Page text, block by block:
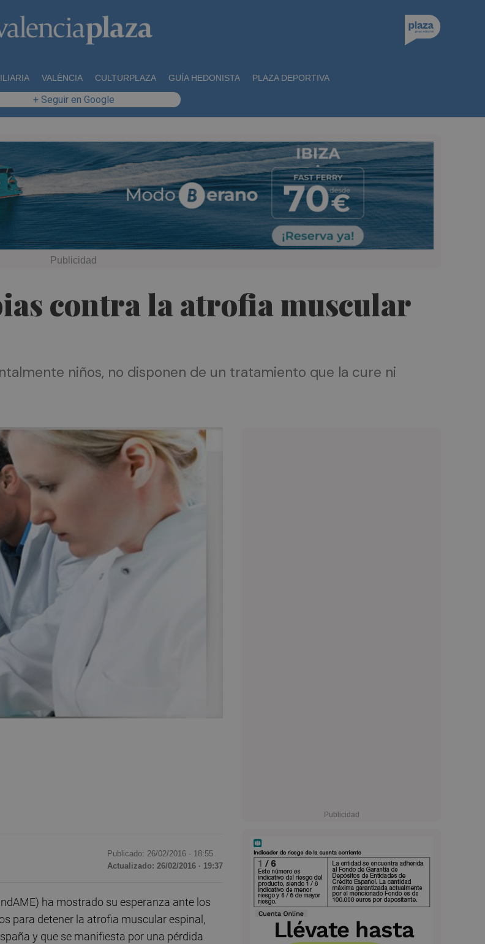
VALÈNCIA CULTURPLAZA GUÍA HEDONISTA PLAZA DEPORTIVA
+ Seguir en Google
contra la atrofia muscular
niños, no disponen de un tratamiento que la cure ni
Publicado: 26/02/2016 · 18:55
Actualizado: 26/02/2016 · 19:37
ha mostrado su esperanza ante los
para detener la atrofia muscular espinal,
y que se manifiesta por una pérdida